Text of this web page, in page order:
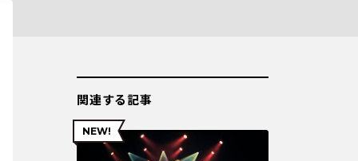
関連する記事